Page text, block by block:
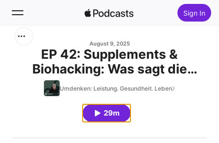
Sign In
Home
August 9, 2025
EP 42: Supplements &
Biohacking: Was sagt die
Forschung PT.1 mit Siska
Umdenken: Leistung. Gesundheit. Leben.
29m